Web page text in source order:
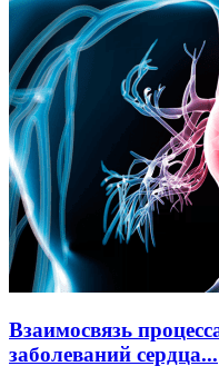
Взаимосвязь
заболеваний сердца...